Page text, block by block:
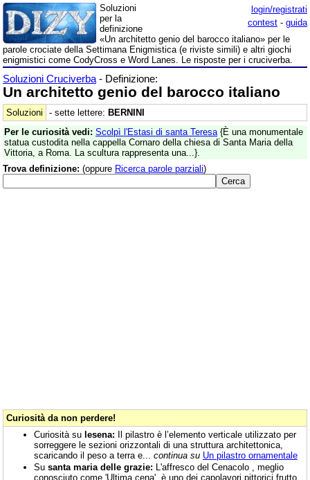
login/registrati
contest - guida
Soluzioni
per la
definizione
«Un architetto genio del barocco italiano» per le
parole crociate della Settimana Enigmistica (e riviste simili) e altri giochi
enigmistici come CodyCross e Word Lanes. Le risposte per i cruciverba.
Soluzioni Cruciverba - Definizione:
Un architetto genio del barocco italiano
Soluzioni - sette lettere: BERNINI
Per le curiosità vedi: Scolpì l'Estasi di santa Teresa {È una monumentale
statua custodita nella cappella Cornaro della chiesa di Santa Maria della
Vittoria, a Roma. La scultura rappresenta una...}.
Trova definizione: (oppure Ricerca parole parziali)
Curiosità da non perdere!
Curiosità su lesena: Il pilastro è l’elemento verticale utilizzato per
sorreggere le sezioni orizzontali di una struttura architettonica,
scaricando il peso a terra e... continua su Un pilastro ornamentale
Su santa maria delle grazie: L'affresco del Cenacolo , meglio
conosciuto come 'Ultima cena', è uno dei capolavori pittorici frutto